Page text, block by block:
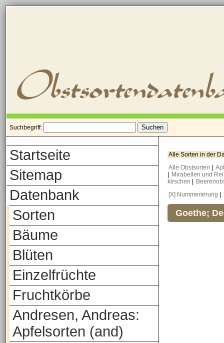
Suchbegriff:
Startseite
Sitemap
Datenbank
Sorten
Bäume
Blüten
Einzelfrüchte
Fruchtkörbe
Andresen, Andreas:
Apfelsorten (and)
Alle Sorten in der
Alle Obstsorten
Mirabellen und
kirschen
[X] Nummerierung
Goethe;